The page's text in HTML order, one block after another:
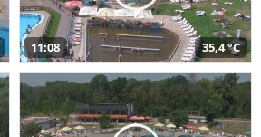
11:08 35,4 °C